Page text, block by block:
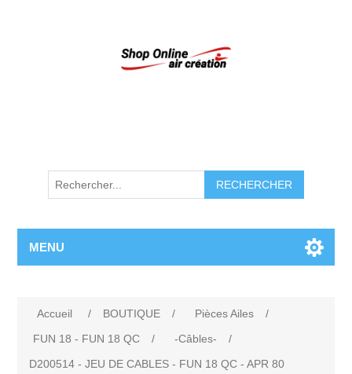
RECHERCHER
MENU
Accueil / BOUTIQUE / Pièces Ailes
/
FUN 18 - FUN 18 QC
/ -Câbles-
/
D200514 - JEU DE CABLES - FUN 18 QC - APR 80